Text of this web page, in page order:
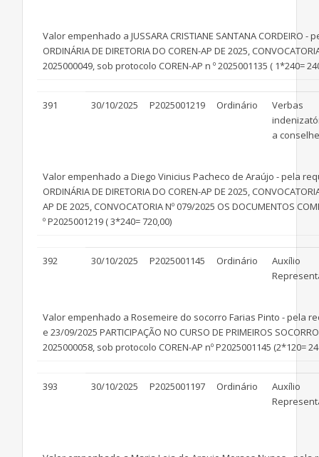
Valor empenhado a JUSSARA CRISTIANE SANTANA
ORDINÁRIA DE DIRETORIA DO COREN-AP DE 2025,
2025000049, sob protocolo COREN-AP n º 2025001135 ( 1*240=
391 30/10/2025 P2025001219 Ordinário
Verbas
a
Valor empenhado a Diego Vinicius Pacheco de Araújo - pela
ORDINÁRIA DE DIRETORIA DO COREN-AP DE 2025,
AP DE 2025, CONVOCATORIA Nº 079/2025 OS DOCUMENTOS
º P2025001219 ( 3*240= 720,00)
392 30/10/2025 P2025001145 Ordinário
Auxílio
Valor empenhado a Rosemeire do socorro Farias Pinto - pela
e 23/09/2025 PARTICIPAÇÃO NO CURSO DE PRIMEIROS
2025000058, sob protocolo COREN-AP nº P2025001145 (2*120=
393 30/10/2025 P2025001197 Ordinário
Auxílio